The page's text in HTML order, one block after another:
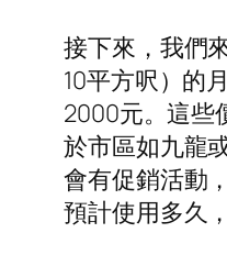
接下來，我們
10平方呎）的
2000元。這些
於市區如九龍
會有促銷活動
預計使用多久